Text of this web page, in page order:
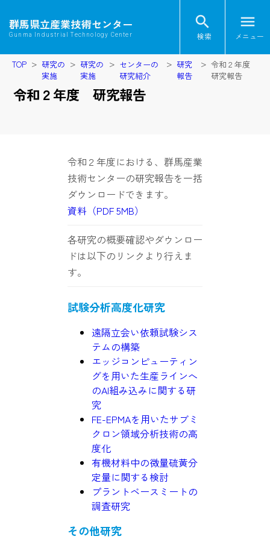
群馬県立産業技術センター
Gunma Industrial Technology Center
search
検索
menu
メニュー
TOP
研究の
実施
研究の
実施
センターの
研究紹介
研究
報告
令和２年度
研究報告
令和２年度 研究報告
令和２年度における、群馬産業
技術センターの研究報告を一括
ダウンロードできます。
資料（PDF 5MB）
各研究の概要確認やダウンロー
ドは以下のリンクより行えま
す。
試験分析高度化研究
遠隔立会い依頼試験シス
テムの構築
エッジコンピューティン
グを用いた生産ラインへ
のAI組み込みに関する研
究
FE-EPMAを用いたサブミ
クロン領域分析技術の高
度化
有機材料中の微量硫黄分
定量に関する検討
プラントベースミートの
調査研究
その他研究